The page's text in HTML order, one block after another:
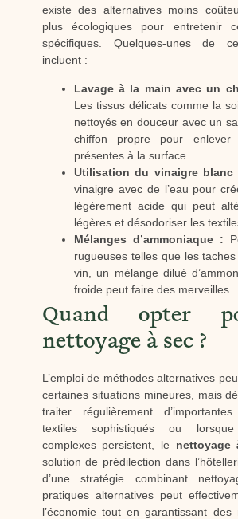
existe des alternatives moins
plus écologiques pour entretenir
spécifiques. Quelques-unes de
incluent :
Lavage à la main avec un
Les tissus délicats comme la
nettoyés en douceur avec un
chiffon propre pour enlever
présentes à la surface.
Utilisation du vinaigre blanc
vinaigre avec de l’eau pour
légèrement acide qui peut
légères et désodoriser les
Mélanges d’ammoniaque :
rugueuses telles que les
vin, un mélange dilué
froide peut faire des merveilles.
Quand opter
nettoyage à sec ?
L’emploi de méthodes alternatives
certaines situations mineures, mais
traiter régulièrement
textiles sophistiqués ou
complexes persistent, le nettoyage
solution de prédilection dans
d’une stratégie combinant
pratiques alternatives peut
l’économie tout en garantissant des